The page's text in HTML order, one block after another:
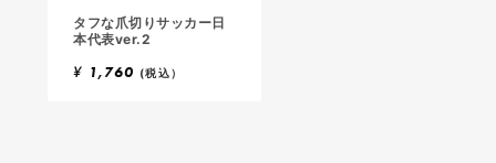
タフな爪切りサッカー日
本代表ver.2
¥ 1,760 (税込）